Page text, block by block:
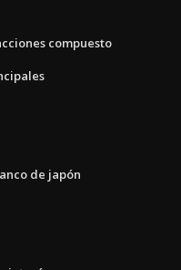
compuesto
de japón